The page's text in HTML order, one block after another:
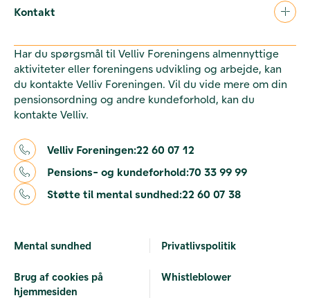
Kontakt
Har du spørgsmål til Velliv Foreningens almennyttige
aktiviteter eller foreningens udvikling og arbejde, kan
du kontakte Velliv Foreningen. Vil du vide mere om din
pensionsordning og andre kundeforhold, kan du
kontakte Velliv.
Velliv Foreningen:22 60 07 12
Pensions- og kundeforhold:70 33 99 99
Støtte til mental sundhed:22 60 07 38
Mental sundhed Privatlivspolitik
Brug af cookies på
hjemmesiden
Whistleblower